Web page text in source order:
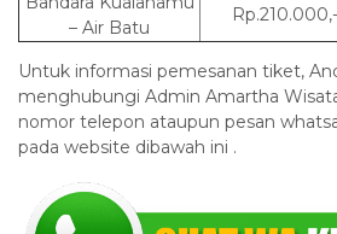
– Air Batu
Rp.210.000,-
Untuk informasi pemesanan tiket,
menghubungi Admin Amartha
nomor telepon ataupun pesan
pada website dibawah ini .